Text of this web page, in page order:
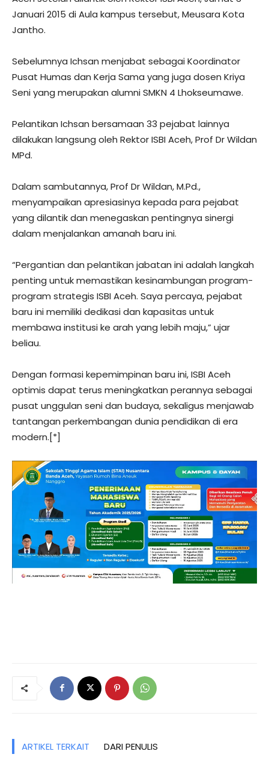
Januari 2015 di Aula kampus tersebut, Meusara Kota
Jantho.
Sebelumnya Ichsan menjabat sebagai Koordinator
Pusat Humas dan Kerja Sama yang juga dosen Kriya
Seni yang merupakan alumni SMKN 4 Lhokseumawe.
Pelantikan Ichsan bersamaan 33 pejabat lainnya
dilakukan langsung oleh Rektor ISBI Aceh, Prof Dr Wildan
MPd.
Dalam sambutannya, Prof Dr Wildan, M.Pd.,
menyampaikan apresiasinya kepada para pejabat
yang dilantik dan menegaskan pentingnya sinergi
dalam menjalankan amanah baru ini.
“Pergantian dan pelantikan jabatan ini adalah langkah
penting untuk memastikan kesinambungan program-
program strategis ISBI Aceh. Saya percaya, pejabat
baru ini memiliki dedikasi dan kapasitas untuk
membawa institusi ke arah yang lebih maju,” ujar
beliau.
Dengan formasi kepemimpinan baru ini, ISBI Aceh
optimis dapat terus meningkatkan perannya sebagai
pusat unggulan seni dan budaya, sekaligus menjawab
tantangan perkembangan dunia pendidikan di era
modern.[*]
ARTIKEL TERKAIT DARI PENULIS